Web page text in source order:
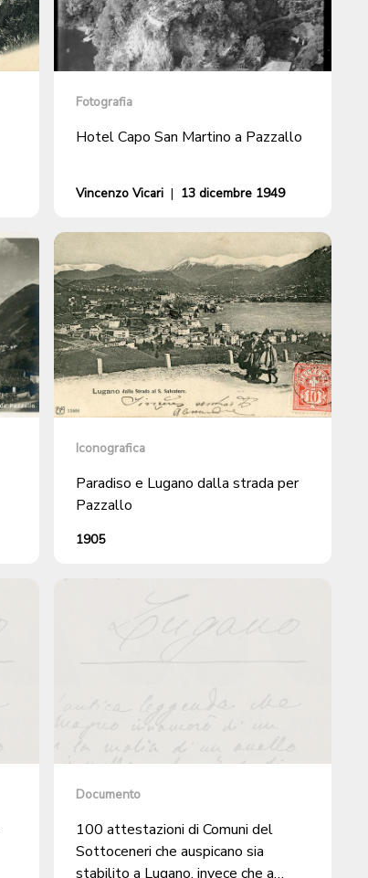
Fotografia
Hotel Capo San Martino a Pazzallo
Vincenzo Vicari | 13 dicembre 1949
Iconografica
Paradiso e Lugano dalla strada per
Pazzallo
1905
Documento
100 attestazioni di Comuni del
Sottoceneri che auspicano sia
stabilito a Lugano, invece che a